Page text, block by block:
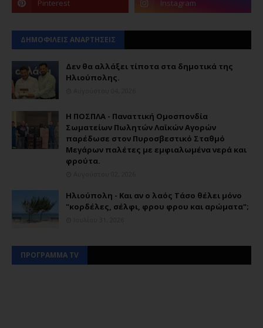
ΔΗΜΟΦΙΛΕΙΣ ΑΝΑΡΤΗΣΕΙΣ
Δεν θα αλλάξει τίποτα στα δημοτικά της
Ηλιούπολης.
Η ΠΟΣΠΛΑ - Παναττική Ομοσπονδία
Σωματείων Πωλητών Λαϊκών Αγορών
παρέδωσε στον Πυροσβεστικό Σταθμό
Μεγάρων παλέτες με εμφιαλωμένα νερά και
φρούτα.
Ηλιούπολη - Και αν ο λαός Τάσο θέλει μόνο
"κορδέλες, σέλφι, φρου φρου και αρώματα";
ΠΡΟΓΡΑΜΜΑ TV